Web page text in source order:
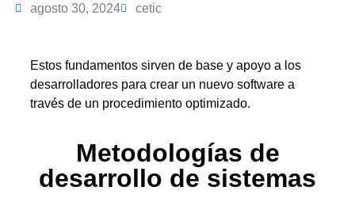
agosto 30, 2024 cetic
Estos fundamentos sirven de base y apoyo a los
desarrolladores para crear un nuevo software a
través de un procedimiento optimizado.
Metodologías de
desarrollo de sistemas